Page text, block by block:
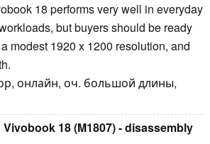
18 performs very well in everyday
but buyers should be ready
modest 1920 x 1200 resolution, and
онлайн, оч. большой длины,
18 (M1807) - disassembly